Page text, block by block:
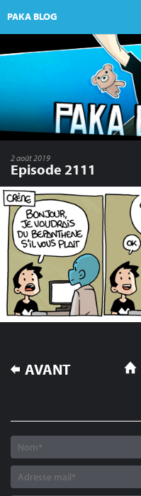
PAKA BLOG
2 août 2019
Episode 2111
NAVIGATION
DE
AVANT